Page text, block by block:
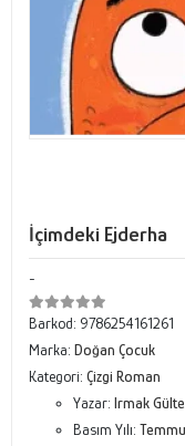
İçimdeki Ejderha
-
Barkod: 9786254161261
Marka: Doğan Çocuk
Kategori: Çizgi Roman
Yazar: Irmak
Basım Yılı: